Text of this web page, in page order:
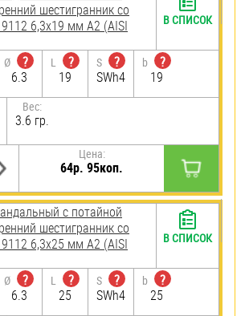
шестигранник со
6,3х19 мм А2 (AISI
Ø
?
6.3
L
?
19
S
?
SWh4
b
?
19
Вес:
3.6 гр.
Цена:
64р. 95коп.
В СПИСОК
с потайной
шестигранник со
6,3х25 мм А2 (AISI
Ø
?
6.3
L
?
25
S
?
SWh4
b
?
25
В СПИСОК